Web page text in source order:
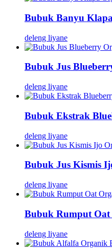
Bubuk Banyu
deleng liyane
Bubuk Jus
deleng liyane
Bubuk Ekstrak
deleng liyane
Bubuk Jus Kismis
deleng liyane
Bubuk Rumput
deleng liyane